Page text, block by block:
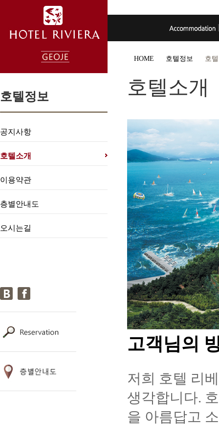
HOME 호텔정보 호
호텔정보
공지사항
호텔소개
이용약관
층별안내도
오시는길
호텔소개
고객님의
저희 호텔 리
생각합니다.
을 아름답고